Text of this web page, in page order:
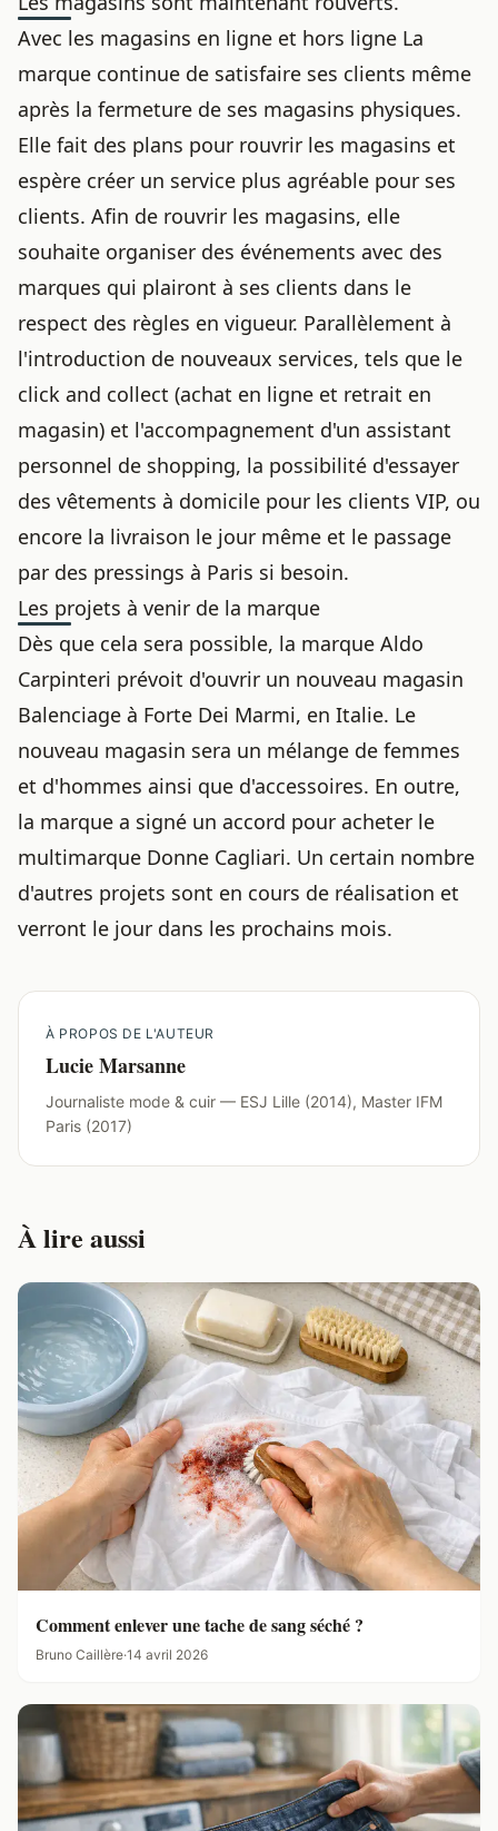
Avec les magasins en ligne et hors ligne La
marque continue de satisfaire ses clients même
après la fermeture de ses magasins physiques.
Elle fait des plans pour rouvrir les magasins et
espère créer un service plus agréable pour ses
clients. Afin de rouvrir les magasins, elle
souhaite organiser des événements avec des
marques qui plairont à ses clients dans le
respect des règles en vigueur. Parallèlement à
l'introduction de nouveaux services, tels que le
click and collect (achat en ligne et retrait en
magasin) et l'accompagnement d'un assistant
personnel de shopping, la possibilité d'essayer
des vêtements à domicile pour les clients VIP, ou
encore la livraison le jour même et le passage
par des pressings à Paris si besoin.
Les projets à venir de la marque
Dès que cela sera possible, la marque Aldo
Carpinteri prévoit d'ouvrir un nouveau magasin
Balenciage à Forte Dei Marmi, en Italie. Le
nouveau magasin sera un mélange de femmes
et d'hommes ainsi que d'accessoires. En outre,
la marque a signé un accord pour acheter le
multimarque Donne Cagliari. Un certain nombre
d'autres projets sont en cours de réalisation et
verront le jour dans les prochains mois.
À PROPOS DE L'AUTEUR
Lucie Marsanne
Journaliste mode & cuir — ESJ Lille (2014), Master IFM
Paris (2017)
À lire aussi
Comment enlever une tache de sang séché ?
Bruno Caillère·14 avril 2026